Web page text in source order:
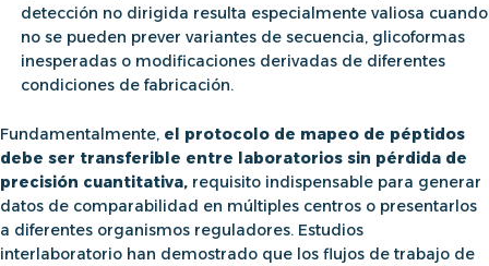
detección no dirigida resulta especialmente valiosa cuando
no se pueden prever variantes de secuencia, glicoformas
inesperadas o modificaciones derivadas de diferentes
condiciones de fabricación.
Fundamentalmente, el protocolo de mapeo de péptidos
debe ser transferible entre laboratorios sin pérdida de
precisión cuantitativa, requisito indispensable para generar
datos de comparabilidad en múltiples centros o presentarlos
a diferentes organismos reguladores. Estudios
interlaboratorio han demostrado que los flujos de trabajo de